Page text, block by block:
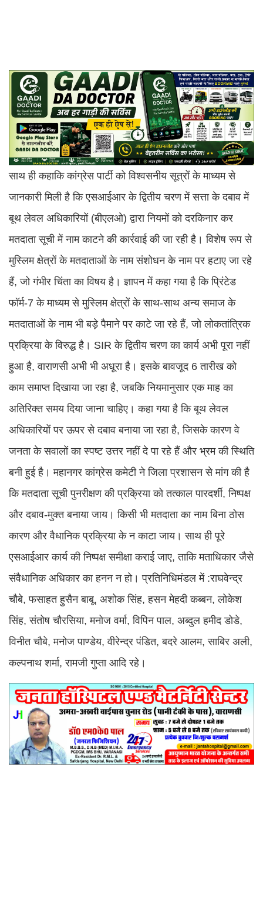
साथ ही कहाकि कांग्रेस पार्टी को विश्वसनीय सूत्रों के माध्यम से
जानकारी मिली है कि एसआईआर के द्वितीय चरण में सत्ता के दबाव में
बूथ लेवल अधिकारियों (बीएलओ) द्वारा नियमों को दरकिनार कर
मतदाता सूची में नाम काटने की कार्रवाई की जा रही है। विशेष रूप से
मुस्लिम क्षेत्रों के मतदाताओं के नाम संशोधन के नाम पर हटाए जा रहे
हैं, जो गंभीर चिंता का विषय है। ज्ञापन में कहा गया है कि प्रिंटेड
फॉर्म-7 के माध्यम से मुस्लिम क्षेत्रों के साथ-साथ अन्य समाज के
मतदाताओं के नाम भी बड़े पैमाने पर काटे जा रहे हैं, जो लोकतांत्रिक
प्रक्रिया के विरुद्ध है। SIR के द्वितीय चरण का कार्य अभी पूरा नहीं
हुआ है, वाराणसी अभी भी अधूरा है। इसके बावजूद 6 तारीख को
काम समाप्त दिखाया जा रहा है, जबकि नियमानुसार एक माह का
अतिरिक्त समय दिया जाना चाहिए। कहा गया है कि बूथ लेवल
अधिकारियों पर ऊपर से दबाव बनाया जा रहा है, जिसके कारण वे
जनता के सवालों का स्पष्ट उत्तर नहीं दे पा रहे हैं और भ्रम की स्थिति
बनी हुई है। महानगर कांग्रेस कमेटी ने जिला प्रशासन से मांग की है
कि मतदाता सूची पुनरीक्षण की प्रक्रिया को तत्काल पारदर्शी, निष्पक्ष
और दबाव-मुक्त बनाया जाय। किसी भी मतदाता का नाम बिना ठोस
कारण और वैधानिक प्रक्रिया के न काटा जाय। साथ ही पूरे
एसआईआर कार्य की निष्पक्ष समीक्षा कराई जाए, ताकि मताधिकार जैसे
संवैधानिक अधिकार का हनन न हो। प्रतिनिधिमंडल में :राघवेन्द्र
चौबे, फसाहत हुसैन बाबू, अशोक सिंह, हसन मेहदी कब्बन, लोकेश
सिंह, संतोष चौरसिया, मनोज वर्मा, विपिन पाल, अब्दुल हमीद डोडे,
विनीत चौबे, मनोज पाण्डेय, वीरेन्द्र पंडित, बदरे आलम, साबिर अली,
कल्पनाथ शर्मा, रामजी गुप्ता आदि रहे।